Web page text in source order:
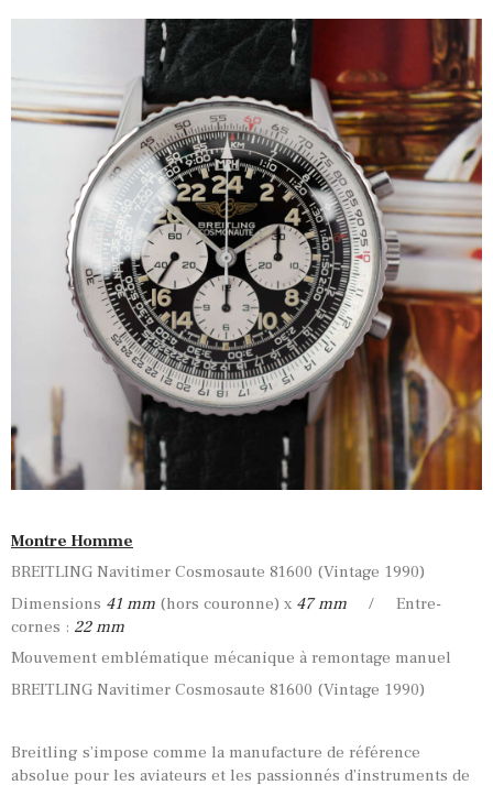
Montre Homme
BREITLING Navitimer Cosmosaute 81600 (Vintage 1990)
Dimensions 41 mm (hors couronne) x 47 mm / Entre-
cornes : 22 mm
Mouvement emblématique mécanique à remontage manuel
BREITLING Navitimer Cosmosaute 81600 (Vintage 1990)
Breitling s’impose comme la manufacture de référence
absolue pour les aviateurs et les passionnés d’instruments de